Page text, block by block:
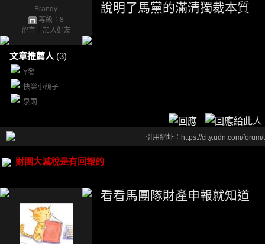
Brandy
等級：8
留言
加入好友
文章推薦人 (3)
Y發
快樂小鴿子
泉雨
說明了馬黨的滿清獨裁本質
引用網址：https://city.udn.com/
財團大減稅是有回報的
看看馬團隊財產申報就知道